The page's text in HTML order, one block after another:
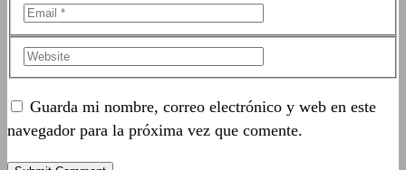
Guarda mi nombre, correo electrónico y web en este
navegador para la próxima vez que comente.